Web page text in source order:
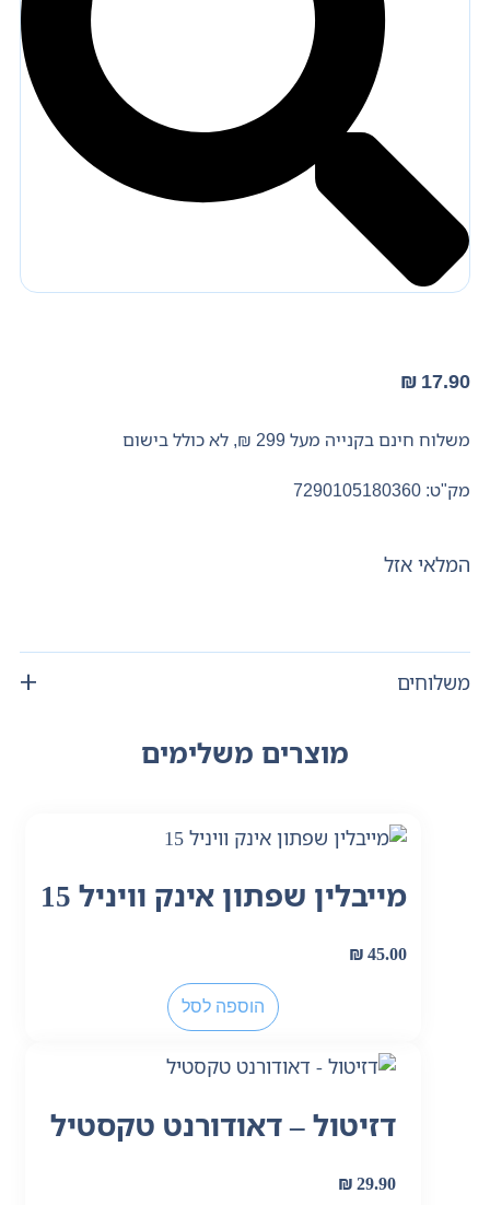
₪ 17.90
משלוח חינם בקנייה מעל 299 ₪, לא כולל בישום
מק"ט: 7290105180360
המלאי אזל
משלוחים
מוצרים משלימים
מייבלין שפתון אינק וויניל 15
₪45.00
הוספה לסל
דזיטול – דאודורנט טקסטיל
₪29.90